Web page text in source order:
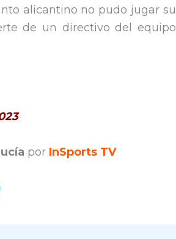
alicantino no pudo jugar su
de un directivo del equipo
por InSports TV